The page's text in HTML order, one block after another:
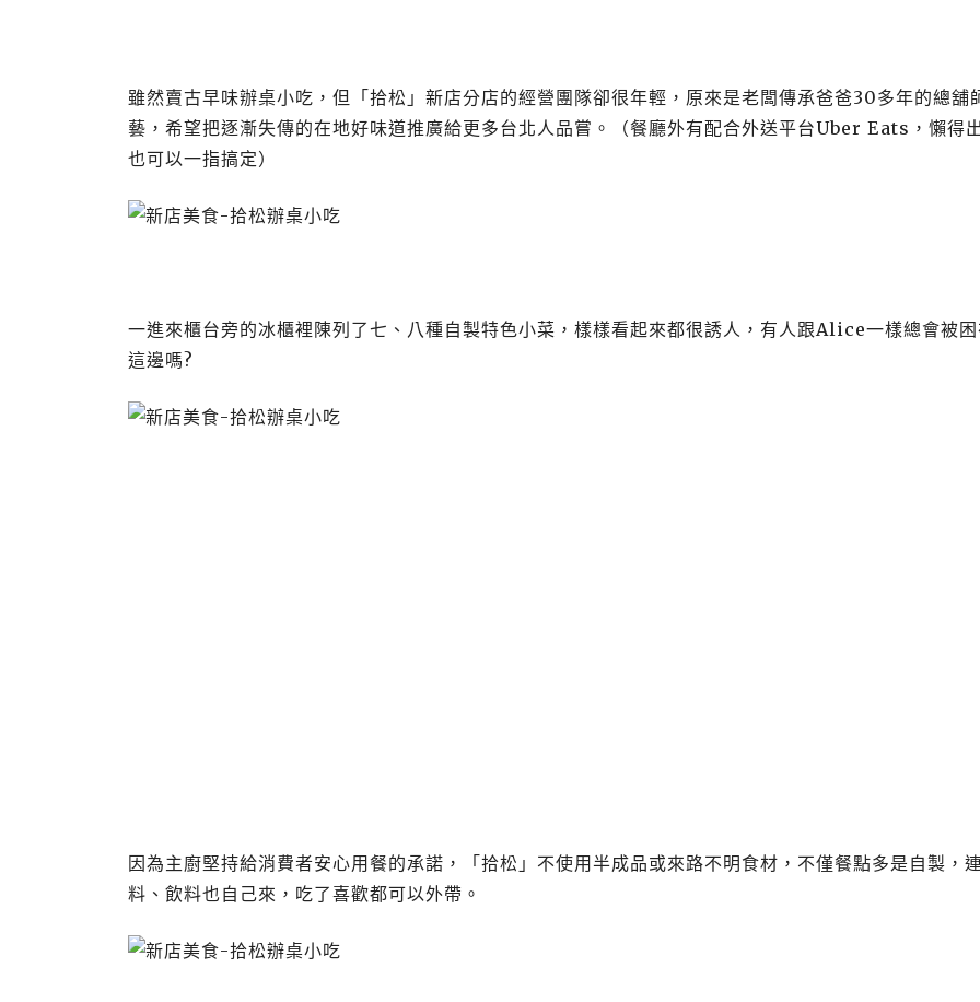
雖然賣古早味辦桌小吃，但「拾松」新店分店的經營團隊卻很年輕，原來是老闆傳承爸爸30多年的總舖
藝，希望把逐漸失傳的在地好味道推廣給更多台北人品嘗。（餐廳外有配合外送平台Uber Eats，懶得
也可以一指搞定）
一進來櫃台旁的冰櫃裡陳列了七、八種自製特色小菜，樣樣看起來都很誘人，有人跟Alice一樣總會被
這邊嗎?
因為主廚堅持給消費者安心用餐的承諾，「拾松」不使用半成品或來路不明食材，不僅餐點多是自製，
料、飲料也自己來，吃了喜歡都可以外帶。